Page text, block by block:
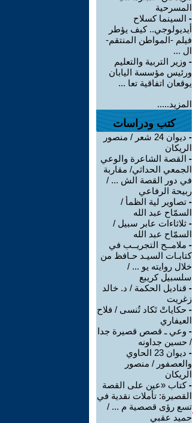
المسرحية
- السينما كسلاح
أيديولوجي.. كيف يؤطر
فيلم -المواطن المنتقم-
ال ...
- وزير التربية والتعليم
ورئيس مؤسسة اليابان
يوقعان اتفاقية تعا ...
المزيد.....
كتب ودراسات
-
ديوان 24 شعر / منصور
الريكان
- القصة الشاعرة والوعي
الجمعي الحداثي/ مقاربة
في دور القصة الش ... /
ربيحة الرفاعي
- تصاوير لية الظمأ /
السمّاح عبد الله
- ثلاثاءات عابر سبيل /
السمّاح عبد الله
- ملامــح التجريــب في
كتابـات السيـد حـافظ من
خلال روايته يو ... /
سلسبيل كريبع
- قناديل الحكمة / د. خالد
زغريت
- حكاياتْ تَكاد تُنسى / فلاح
العيفاري
- وعي ـ قصص قصيرة جدا
/ حسين جداونه
-
ديوان 23 الحاوي
والعصفور / منصور
الريكان
-كتاب «عين على القصة
القصيرة: تأملات نقدية في
تسع رؤى قصصية م ... /
حميد عقبي